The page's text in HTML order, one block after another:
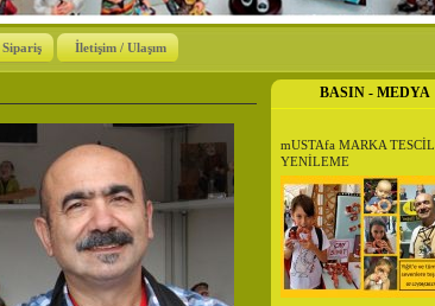
Sipariş İletişim / Ulaşım
BASIN - MEDYA
mUSTAfa MARKA TESCİL
YENİLEME